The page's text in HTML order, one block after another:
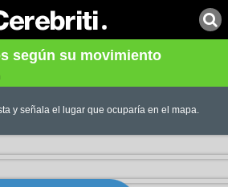
según su movimiento
y señala el lugar que ocuparía en el mapa.